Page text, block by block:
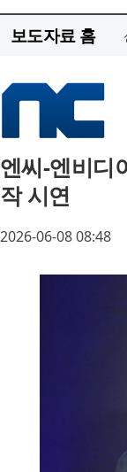
보도자료 홈
엔씨-엔비디
작 시연
2026-06-08 08:48